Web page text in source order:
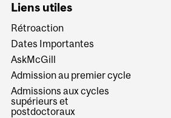
Liens utiles
Rétroaction
Dates Importantes
AskMcGill
Admission au premier cycle
Admissions aux cycles
supérieurs et
postdoctoraux